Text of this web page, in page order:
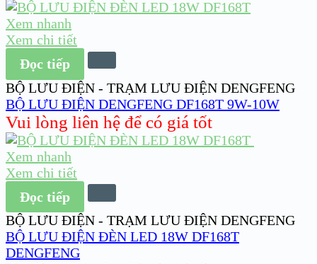
Xem nhanh
Xem chi tiết
Đọc tiếp
BỘ LƯU ĐIỆN - TRẠM LƯU ĐIỆN DENGFENG
BỘ LƯU ĐIỆN DENGFENG DF168T 9W-10W
Vui lòng liên hệ để có giá tốt
Xem nhanh
Xem chi tiết
Đọc tiếp
BỘ LƯU ĐIỆN - TRẠM LƯU ĐIỆN DENGFENG
BỘ LƯU ĐIỆN ĐÈN LED 18W DF168T
DENGFENG